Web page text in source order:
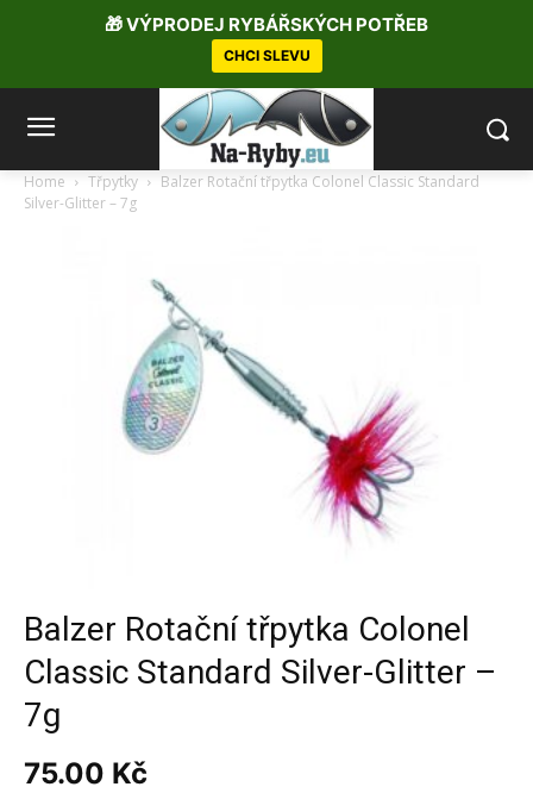
Home Třpytky
Balzer Rotační třpytka Colonel Classic Standard
Silver-Glitter – 7g
Balzer Rotační třpytka Colonel
Classic Standard Silver-Glitter –
7g
75.00 Kč
🎁 VÝPRODEJ RYBÁŘSKÝCH POTŘEB
CHCI SLEVU